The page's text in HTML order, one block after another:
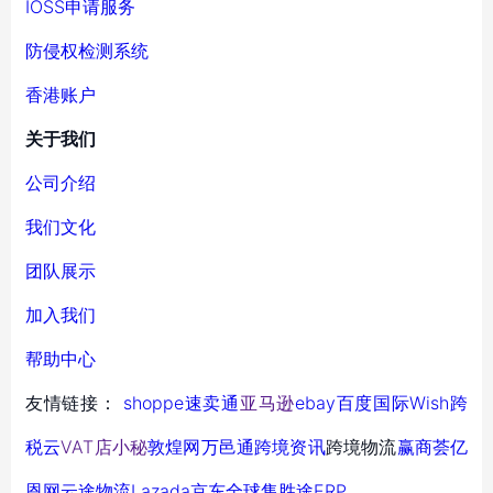
IOSS申请服务
防侵权检测系统
香港账户
关于我们
公司介绍
我们文化
团队展示
加入我们
帮助中心
友情链接：
shoppe速卖通 亚马逊ebay百度国际Wish跨
税云VAT店小秘敦煌网万邑通跨境资讯跨境物流赢商荟亿